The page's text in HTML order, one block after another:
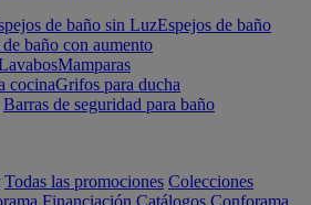
de baño sin LuzEspejos de baño
baño con aumento
Mamparas
cocinaGrifos para ducha
Barras de seguridad para baño
Todas las promociones Colecciones
Financiación Catálogos Conforama